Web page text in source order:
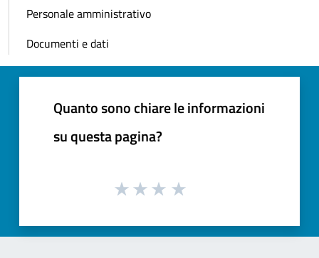
Personale amministrativo
Documenti e dati
Quanto sono chiare le informazioni
su questa pagina?